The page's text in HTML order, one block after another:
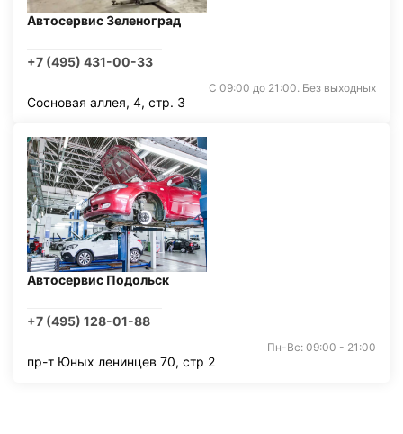
Автосервис Зеленоград
+7 (495) 431-00-33
С 09:00 до 21:00. Без выходных
Сосновая аллея, 4, стр. 3
Автосервис Подольск
+7 (495) 128-01-88
Пн-Вс: 09:00 - 21:00
пр-т Юных ленинцев 70, стр 2